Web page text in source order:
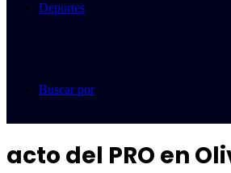
Deportes
Buscar por
acto del PRO en